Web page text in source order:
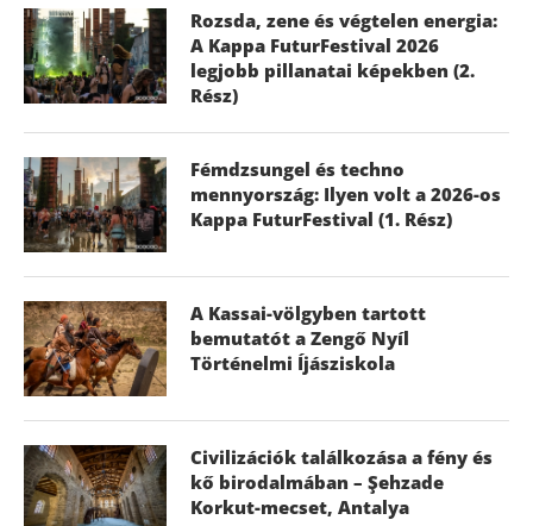
Rozsda, zene és végtelen energia:
A Kappa FuturFestival 2026
legjobb pillanatai képekben (2.
Rész)
Fémdzsungel és techno
mennyország: Ilyen volt a 2026-os
Kappa FuturFestival (1. Rész)
A Kassai-völgyben tartott
bemutatót a Zengő Nyíl
Történelmi Íjásziskola
Civilizációk találkozása a fény és
kő birodalmában – Şehzade
Korkut-mecset, Antalya